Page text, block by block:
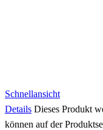
Schnellansicht
Details Dieses Produkt
können auf der